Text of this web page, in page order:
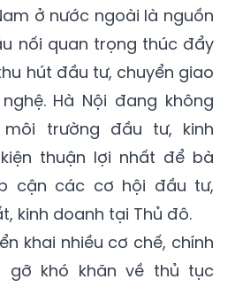
ở nước ngoài là nguồn
nối quan trọng thúc đẩy
hút đầu tư, chuyển giao
Hà Nội đang không
trường đầu tư, kinh
thuận lợi nhất để bà
cận các cơ hội đầu tư,
kinh doanh tại Thủ đô.
khai nhiều cơ chế, chính
gỡ khó khăn về thủ tục